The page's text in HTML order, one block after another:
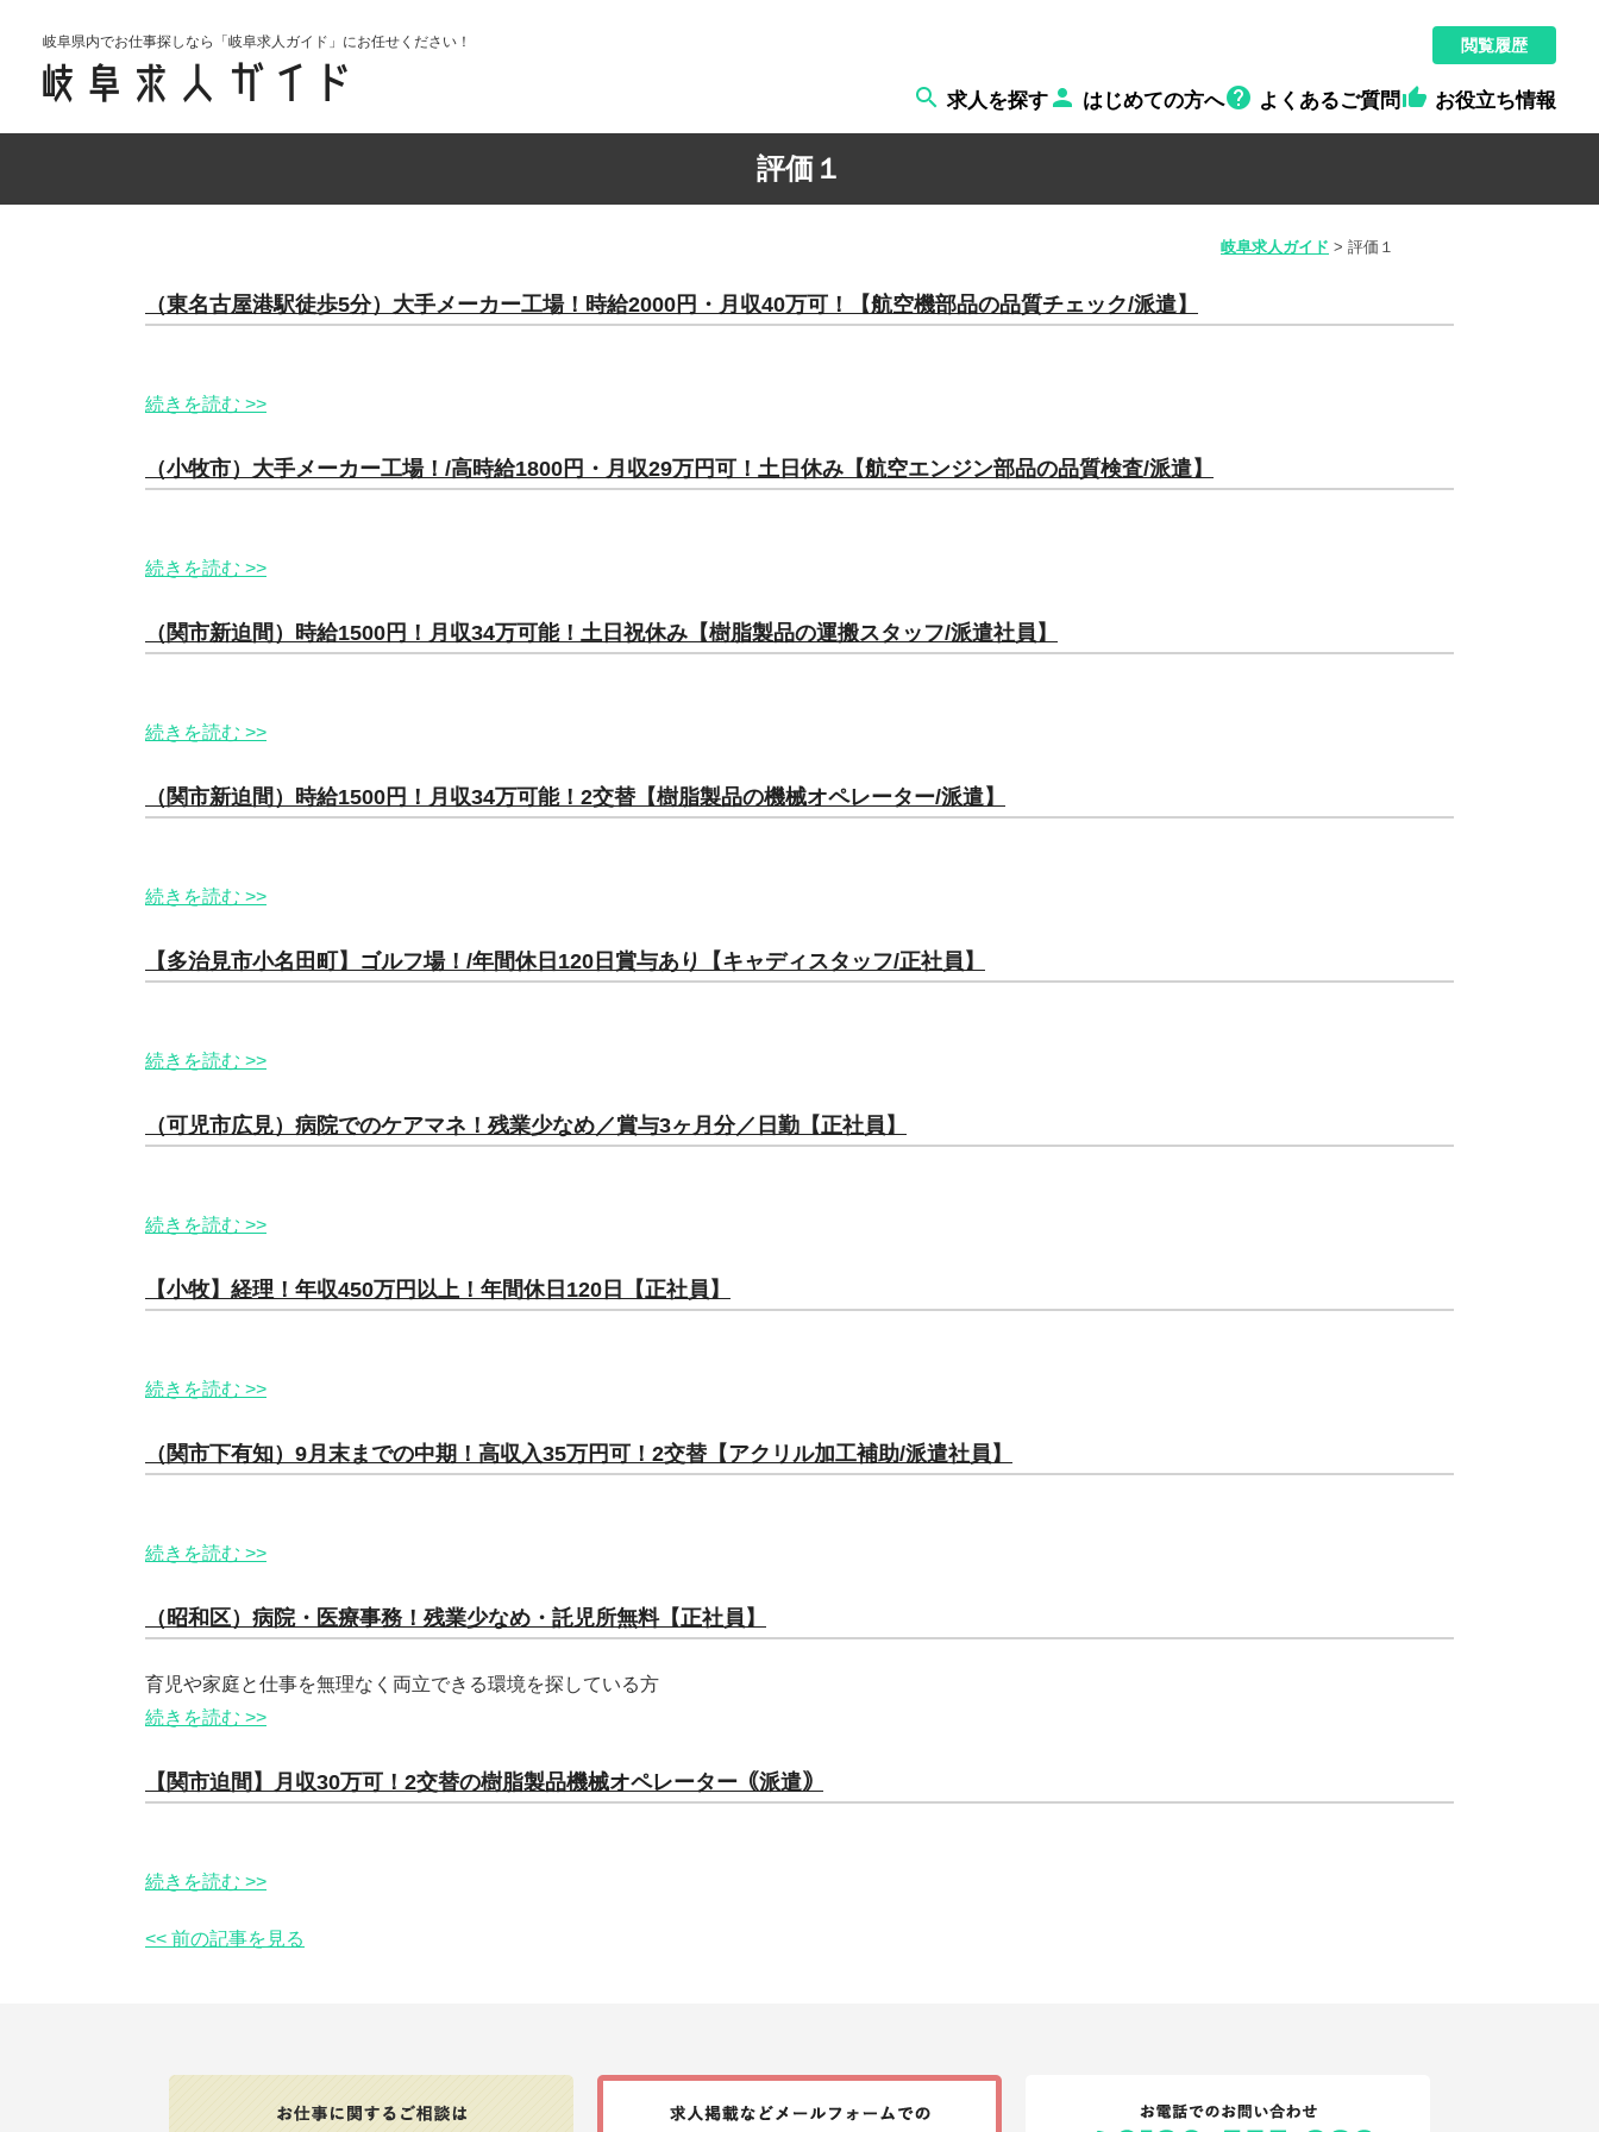
岐阜県内でお仕事探しなら「岐阜求人ガイド」にお任せください！ 閲覧履歴
 求人を探す  はじめての方へ よくあるご質問  お役立ち情報
評価１
岐阜求人ガイド > 評価１
（東名古屋港駅徒歩5分）大手メーカー工場！時給2000円・月収40万可！【航空機部品の品質チェック/派遣】
続きを読む >>
（小牧市）大手メーカー工場！/高時給1800円・月収29万円可！土日休み【航空エンジン部品の品質検査/派遣】
続きを読む >>
（関市新迫間）時給1500円！月収34万可能！土日祝休み【樹脂製品の運搬スタッフ/派遣社員】
続きを読む >>
（関市新迫間）時給1500円！月収34万可能！2交替【樹脂製品の機械オペレーター/派遣】
続きを読む >>
【多治見市小名田町】ゴルフ場！/年間休日120日賞与あり【キャディスタッフ/正社員】
続きを読む >>
（可児市広見）病院でのケアマネ！残業少なめ／賞与3ヶ月分／日勤【正社員】
続きを読む >>
【小牧】経理！年収450万円以上！年間休日120日【正社員】
続きを読む >>
（関市下有知）9月末までの中期！高収入35万円可！2交替【アクリル加工補助/派遣社員】
続きを読む >>
（昭和区）病院・医療事務！残業少なめ・託児所無料【正社員】
育児や家庭と仕事を無理なく両立できる環境を探している方
続きを読む >>
【関市迫間】月収30万可！2交替の樹脂製品機械オペレーター｟派遣｠
続きを読む >>
<< 前の記事を見る